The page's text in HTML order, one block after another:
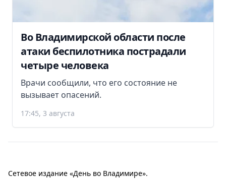
Во Владимирской области после
атаки беспилотника пострадали
четыре человека
Врачи сообщили, что его состояние не
вызывает опасений.
17:45, 3 августа
Сетевое издание «День во Владимире».